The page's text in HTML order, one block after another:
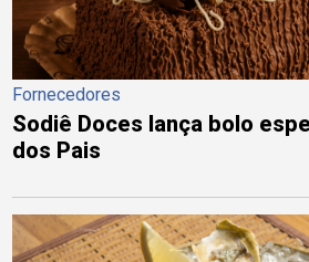
Fornecedores
Sodiê Doces lança bolo
dos Pais